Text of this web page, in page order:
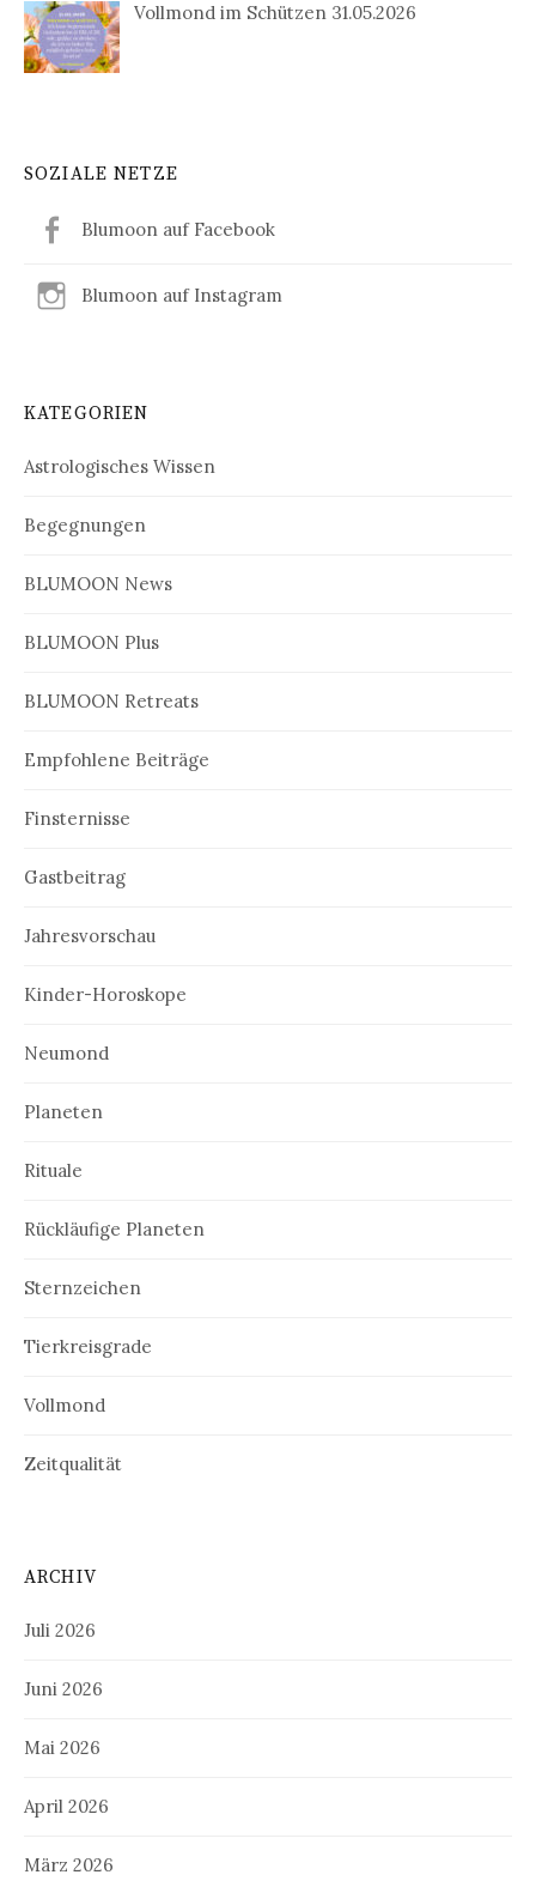
Vollmond im Schützen 31.05.2026
SOZIALE NETZE
Blumoon auf Facebook
Blumoon auf Instagram
KATEGORIEN
Astrologisches Wissen
Begegnungen
BLUMOON News
BLUMOON Plus
BLUMOON Retreats
Empfohlene Beiträge
Finsternisse
Gastbeitrag
Jahresvorschau
Kinder-Horoskope
Neumond
Planeten
Rituale
Rückläufige Planeten
Sternzeichen
Tierkreisgrade
Vollmond
Zeitqualität
ARCHIV
Juli 2026
Juni 2026
Mai 2026
April 2026
März 2026